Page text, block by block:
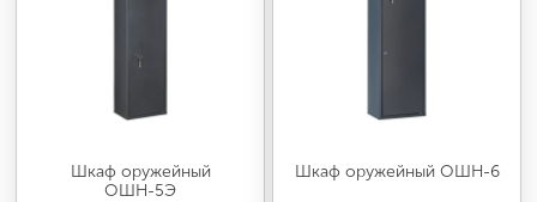
Шкаф оружейный
ОШН-5Э
Шкаф оружейный ОШН-6